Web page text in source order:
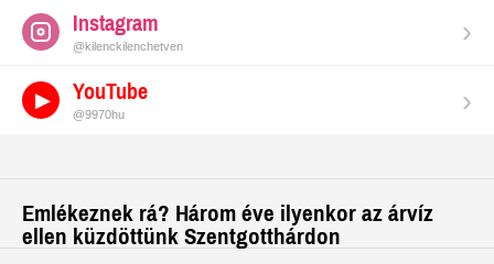
Instagram
@kilenckilenchetven ›
YouTube
@9970hu ›
Emlékeznek rá? Három éve ilyenkor az árvíz
ellen küzdöttünk Szentgotthárdon